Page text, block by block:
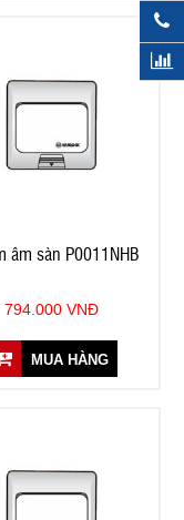
âm sàn P0011NHB
794.000 VNĐ
MUA HÀNG